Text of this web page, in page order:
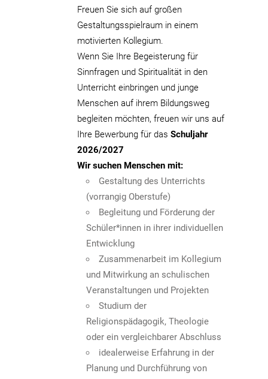
Freuen Sie sich auf großen
Gestaltungsspielraum in einem
motivierten Kollegium.
Wenn Sie Ihre Begeisterung für
Sinnfragen und Spiritualität in den
Unterricht einbringen und junge
Menschen auf ihrem Bildungsweg
begleiten möchten, freuen wir uns auf
Ihre Bewerbung für dasSchuljahr
2026/2027
Wir suchen Menschen mit:
Gestaltung des Unterrichts
(vorrangig Oberstufe)
Begleitung und Förderung der
Schüler*innen in ihrer individuellen
Entwicklung
Zusammenarbeit im Kollegium
und Mitwirkung an schulischen
Veranstaltungen und Projekten
Studium der
Religionspädagogik, Theologie
oder ein vergleichbarer Abschluss
idealerweise Erfahrung in der
Planung und Durchführung von